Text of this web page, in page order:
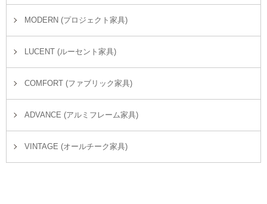
MODERN (プロジェクト家具)
LUCENT (ルーセント家具)
COMFORT (ファブリック家具)
ADVANCE (アルミフレーム家具)
VINTAGE (オールチーク家具)